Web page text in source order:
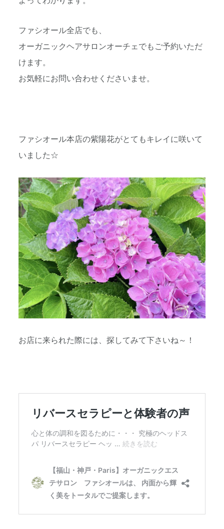
ファシオール全店でも、
オーガニックヘアサロンオーチェでもご予約いただ
けます。
お気軽にお問い合わせくださいませ。
ファシオール本店の紫陽花がとてもキレイに咲いて
いました☆
お店に来られた際には、探してみて下さいね～！